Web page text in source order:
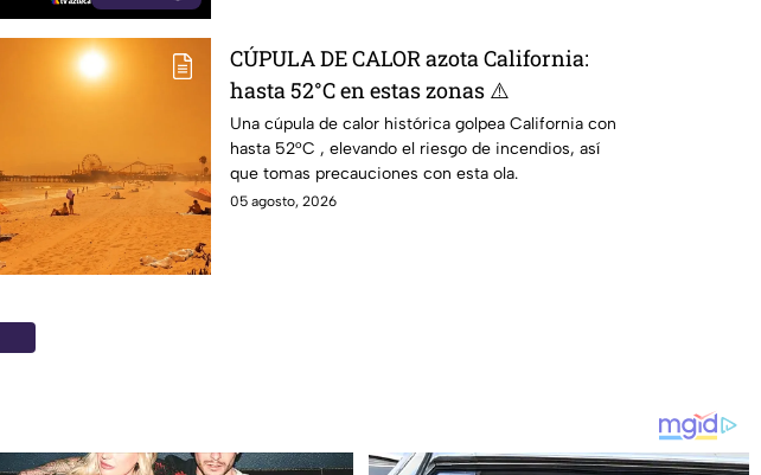
CÚPULA DE CALOR azota California:
hasta 52°C en estas zonas ⚠️
Una cúpula de calor histórica golpea California con
hasta 52°C , elevando el riesgo de incendios, así
que tomas precauciones con esta ola.
05 agosto, 2026